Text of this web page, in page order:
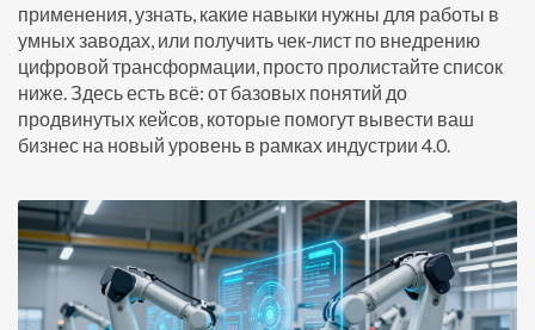
применения, узнать, какие навыки нужны для работы в
умных заводах, или получить чек‑лист по внедрению
цифровой трансформации, просто пролистайте список
ниже. Здесь есть всё: от базовых понятий до
продвинутых кейсов, которые помогут вывести ваш
бизнес на новый уровень в рамках индустрии 4.0.